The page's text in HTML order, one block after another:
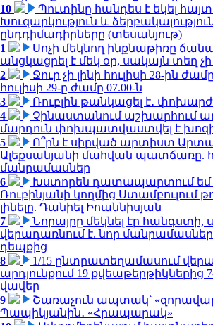
10
Պուտինը հանդես է եկել
Խուզարկություն և
ընդդիմադիրները (տեսանյութ)
1
Սոչի մեկնող ինքնաթիռը
անցկացրել է մեկ օր, սակայն տեղ չի
2
Ջուր չի լինի հուլիսի 28-ին
հուլիսի 29-ը ժամը 07.00-ն
3
Ռուբլին թանկացել է․
4
Չինաստանում աշխարհում
մարդուն փոխպատվաստվել է
5
Ո՞րն է սիրված արտիստ
Ալեքսանյանի մահվան պատճառը.
մանրամասներ
6
Խստորեն դատապարտում եմ
Ռուբինյանի կողմից Ստամբուլում
լինելը. Դանիել Իոաննիսյան
7
Նորայրը մեկնել էր հանգստի,
վերադառնում է. նոր
դեպքից
8
1/15 ընտրատեղամասում
արդյունքում 19 քվեաթերթիկներից
վավեր
9
Շառաչուն ապտակ՝
Պապիկյանին․ «Հրապարակ»